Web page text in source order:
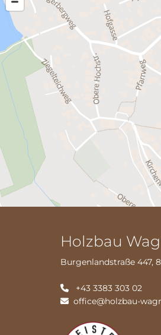
Holzbau
Burgenlandstraße 447,
 +43 3383 303 02
 office@holzbau-